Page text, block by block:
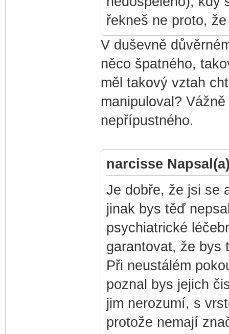
řekneš ne proto,
V duševně
něco špatného,
měl takový vztah
manipuloval?
nepřípustného.
narcisse
Je dobře, že jsi se
jinak bys těď
psychiatrické
garantovat, že bys
Při neustálém
poznal bys jejich
jim nerozumí, s
protože nemají